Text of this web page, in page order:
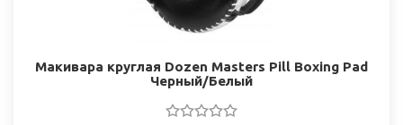
Макивара круглая Dozen Masters Pill Boxing Pad
Черный/Белый